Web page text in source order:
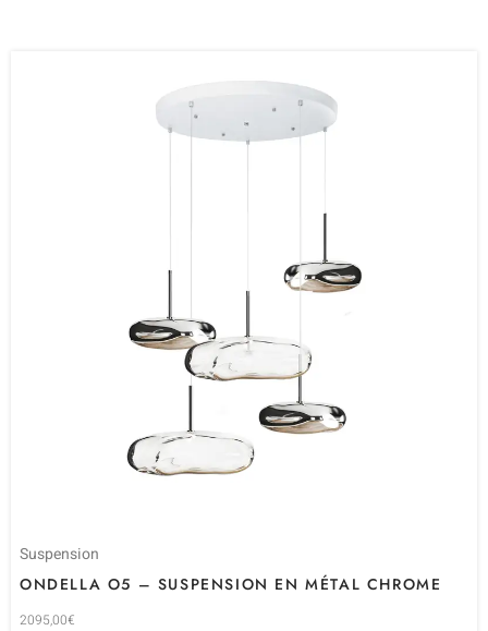
Suspension
ONDELLA O5 – SUSPENSION EN MÉTAL CHROME
2095,00€